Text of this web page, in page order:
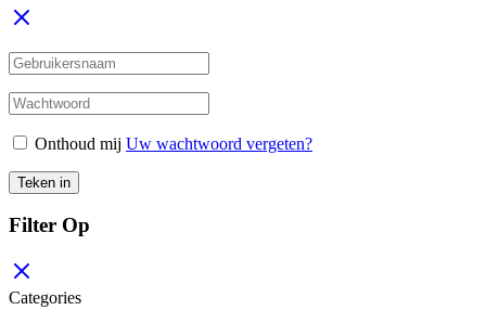
Onthoud mij Uw wachtwoord vergeten?
Teken in
Filter Op
Categories